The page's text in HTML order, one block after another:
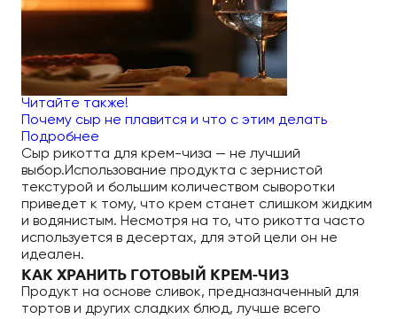
Читайте также!
Почему сыр не плавится и что с этим делать
Подробнее
Сыр рикотта для крем-чиза — не лучший
выбор.Использование продукта с зернистой
текстурой и большим количеством сыворотки
приведет к тому, что крем станет слишком жидким
и водянистым. Несмотря на то, что рикотта часто
используется в десертах, для этой цели он не
идеален.
КАК ХРАНИТЬ ГОТОВЫЙ КРЕМ-ЧИЗ
Продукт на основе сливок, предназначенный для
тортов и других сладких блюд, лучше всего